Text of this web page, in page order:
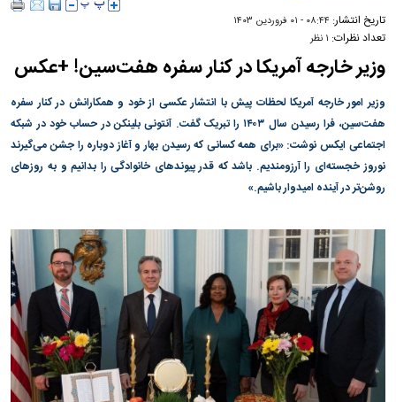
تاریخ انتشار: ۰۸:۴۴ - ۰۱ فروردين ۱۴۰۳
تعداد نظرات: ۱ نظر
وزیر خارجه آمریکا در کنار سفره هفت‎‌سین! +عکس
وزیر امور خارجه آمریکا لحظات پیش با انتشار عکسی از خود و همکارانش در کنار سفره
هفت‌سین، فرا رسیدن سال ۱۴۰۳ را تبریک گفت. آنتونی بلینکن در حساب خود در شبکه
اجتماعی ایکس نوشت: «برای همه کسانی که رسیدن بهار و آغاز دوباره را جشن می‌گیرند
نوروز خجسته‌ای را آرزومندیم. باشد که قدر پیوندهای خانوادگی را بدانیم و به روزهای
روشن‌تر در آینده امیدوار باشیم.»